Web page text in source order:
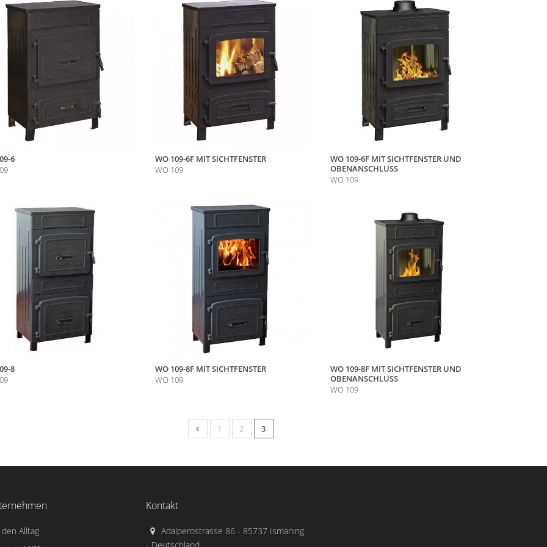
Fördermittel
6
WO 109-6F MIT SICHTFENSTER
WO 109
WO 109-6F MIT SICHTFENSTER UND
OBENANSCHLUSS
WO 109
8
WO 109-8F MIT SICHTFENSTER
WO 109
WO 109-8F MIT SICHTFENSTER UND
OBENANSCHLUSS
WO 109
1 2 3
Alltag
Kontakt
Adalperostrasse 86 - 85737 Ismaning